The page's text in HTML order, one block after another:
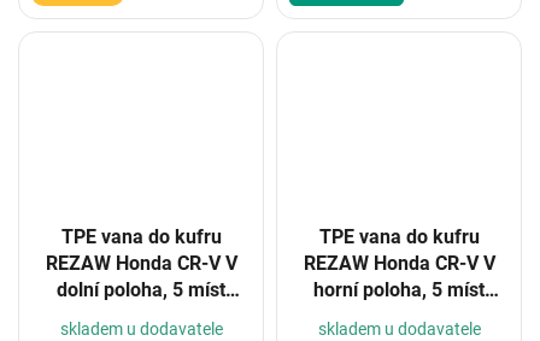
TPE vana do kufru
REZAW Honda CR-V V
dolní poloha, 5 míst
2018-
skladem u dodavatele
TPE vana do kufru
REZAW Honda CR-V V
horní poloha, 5 míst
2018-
skladem u dodavatele